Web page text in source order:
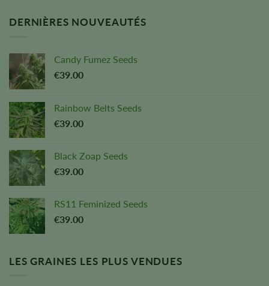
DERNIÈRES NOUVEAUTÉS
Candy Fumez Seeds
€39.00
Rainbow Belts Seeds
€39.00
Black Zoap Seeds
€39.00
RS11 Feminized Seeds
€39.00
LES GRAINES LES PLUS VENDUES